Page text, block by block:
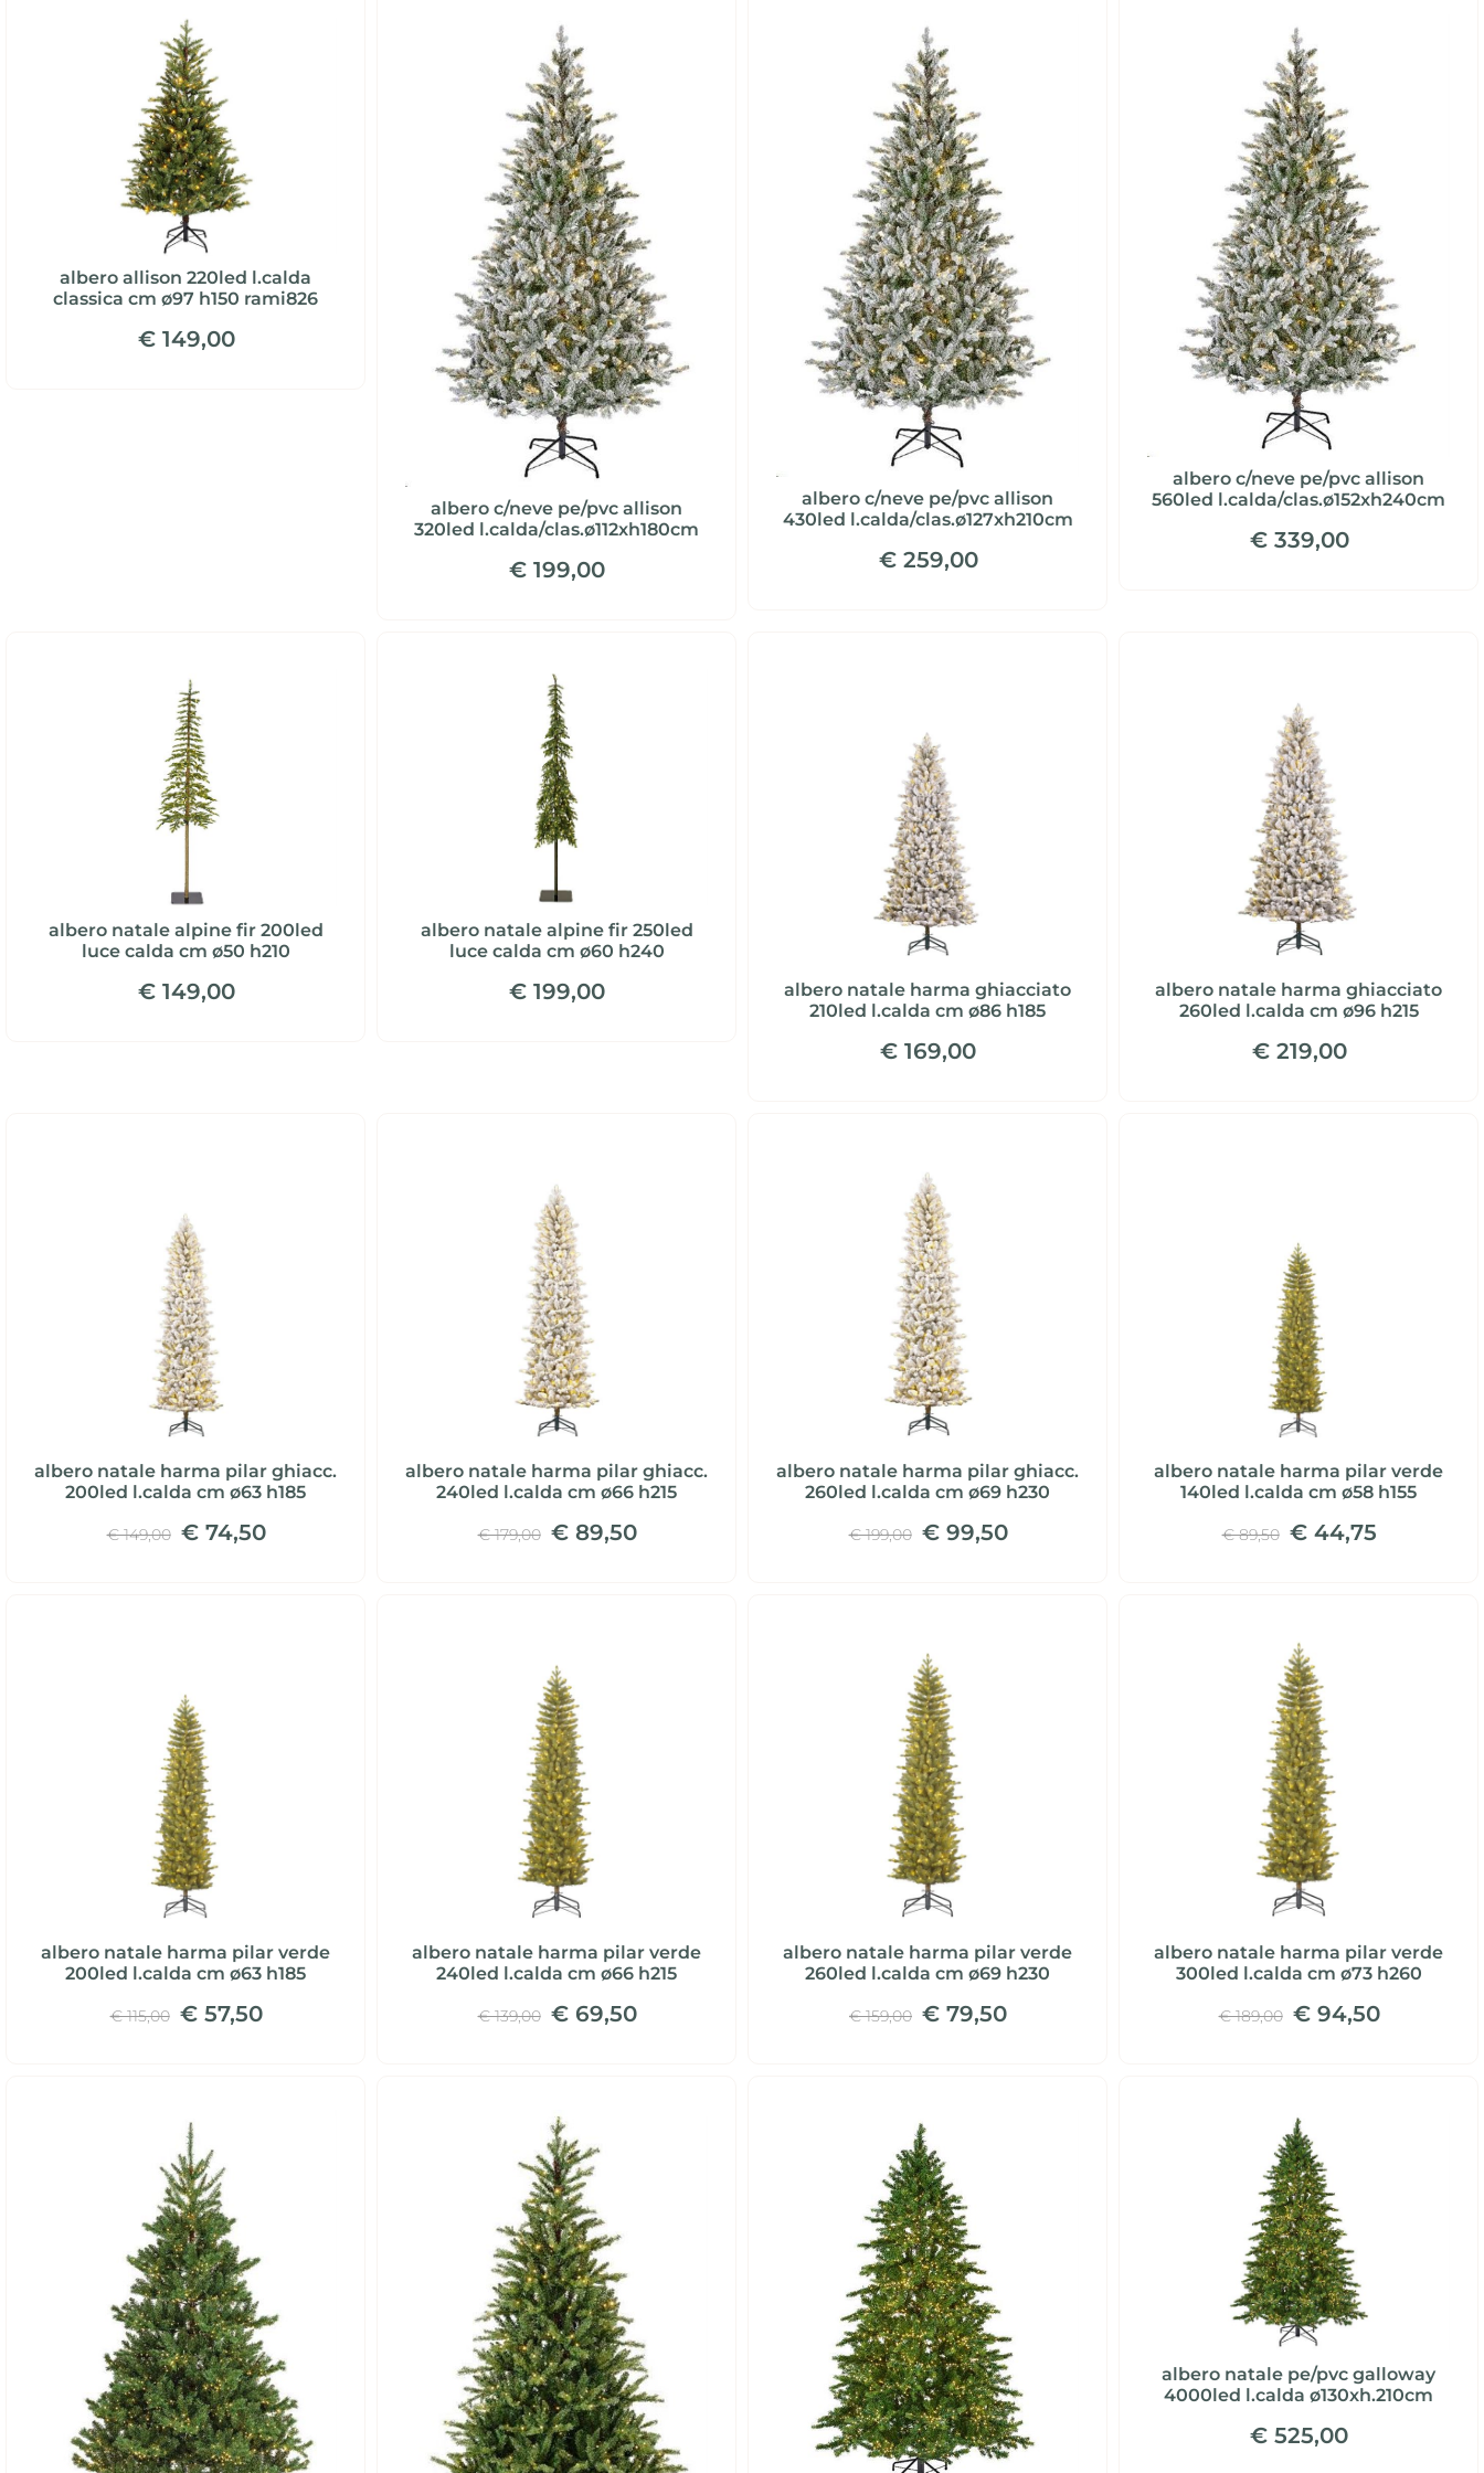
albero allison 220led l.calda
classica cm ø97 h150 rami826
€ 149,00
albero c/neve pe/pvc allison
320led l.calda/clas.ø112xh180cm
€ 199,00
albero c/neve pe/pvc allison
430led l.calda/clas.ø127xh210cm
€ 259,00
albero c/neve pe/pvc allison
560led l.calda/clas.ø152xh240cm
€ 339,00
albero natale alpine fir 200led
luce calda cm ø50 h210
€ 149,00
albero natale alpine fir 250led
luce calda cm ø60 h240
€ 199,00
albero natale harma ghiacciato
210led l.calda cm ø86 h185
€ 169,00
albero natale harma ghiacciato
260led l.calda cm ø96 h215
€ 219,00
albero natale harma pilar ghiacc.
200led l.calda cm ø63 h185
€ 149,00 € 74,50
albero natale harma pilar ghiacc.
240led l.calda cm ø66 h215
€ 179,00 € 89,50
albero natale harma pilar ghiacc.
260led l.calda cm ø69 h230
€ 199,00 € 99,50
albero natale harma pilar verde
140led l.calda cm ø58 h155
€ 89,50 € 44,75
albero natale harma pilar verde
200led l.calda cm ø63 h185
€ 115,00 € 57,50
albero natale harma pilar verde
240led l.calda cm ø66 h215
€ 139,00 € 69,50
albero natale harma pilar verde
260led l.calda cm ø69 h230
€ 159,00 € 79,50
albero natale harma pilar verde
300led l.calda cm ø73 h260
€ 189,00 € 94,50
albero natale pe/pvc galloway
4000led l.calda ø130xh.210cm
€ 525,00